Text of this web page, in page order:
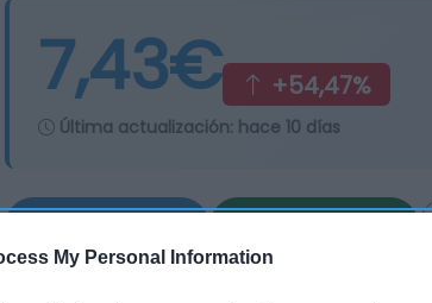
My Personal Information
7,43€ +54,47%
Última actualización: hace 10 días